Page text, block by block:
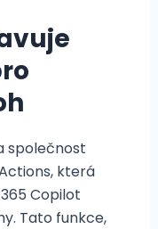
společnost
která
Copilot
Tato funkce,